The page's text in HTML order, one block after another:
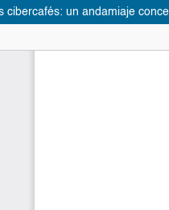
cibercafés: un andamiaje